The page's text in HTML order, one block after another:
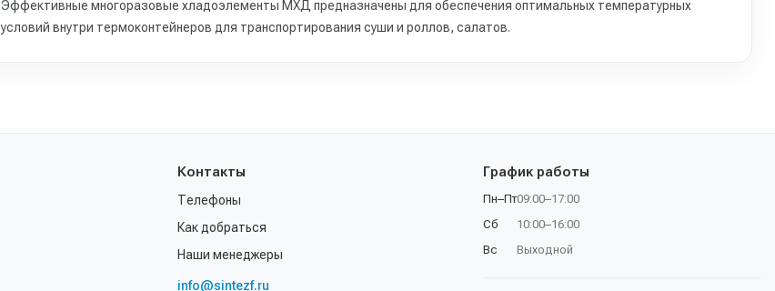
Эффективные многоразовые хладоэлементы МХД предназначены для обеспечения оптимальных температурных
условий внутри термоконтейнеров для транспортирования суши и роллов, салатов.
Контакты
Телефоны
Как добраться
Наши менеджеры
info@sintezf.ru
График работы
Пн–Пт
Сб
Вс
09:00–17:00
10:00–16:00
Выходной